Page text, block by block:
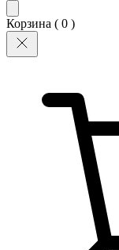
Корзина ( 0 )